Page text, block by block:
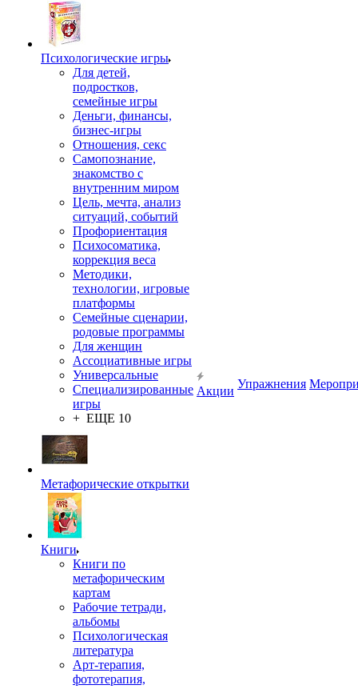
Психологические игры
Для детей,
подростков,
семейные игры
Деньги, финансы,
бизнес-игры
Отношения, секс
Самопознание,
знакомство с
внутренним миром
Цель, мечта, анализ
ситуаций, событий
Профориентация
Психосоматика,
коррекция веса
Методики,
технологии, игровые
платформы
Семейные сценарии,
родовые программы
Для женщин
Ассоциативные игры
Универсальные
Специализированные
игры
+ ЕЩЕ 10
Метафорические открытки
Книги
Книги по
метафорическим
картам
Рабочие тетради,
альбомы
Психологическая
литература
Арт-терапия,
фототерапия,
Акции
Упражнения